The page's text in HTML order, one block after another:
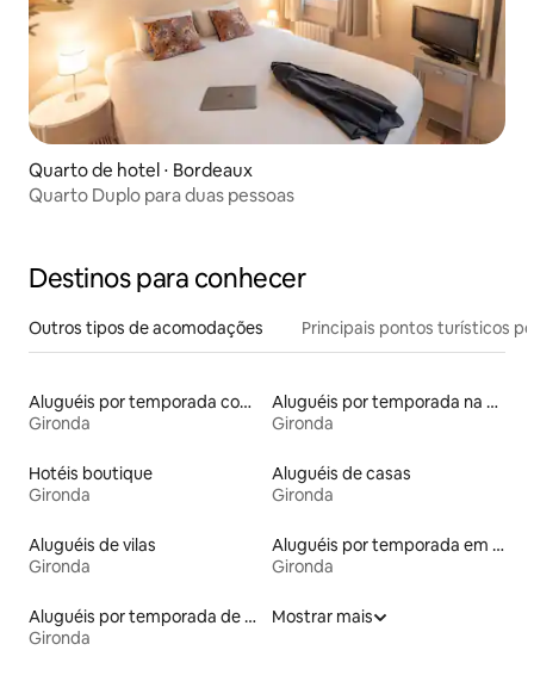
Quarto de hotel ⋅ Bordeaux
Quarto Duplo para duas pessoas
Destinos para conhecer
Outros tipos de acomodações Principais pontos turísticos
Aluguéis por temporada com acesso à praia
Gironda
Aluguéis por temporada na orla
Gironda
Hotéis boutique
Gironda
Aluguéis de casas
Gironda
Aluguéis de vilas
Gironda
Aluguéis por temporada em hotéis-fazenda
Gironda
Aluguéis por temporada de celeiros
Gironda
Mostrar mais